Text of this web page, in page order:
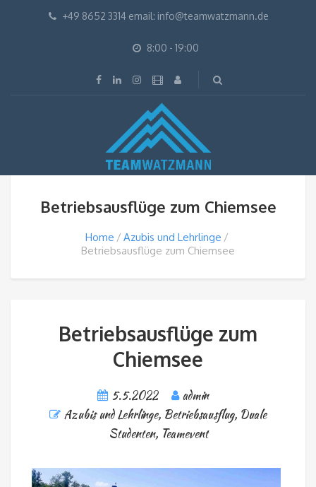
+49 8652 3314 email: info@teamwatzmann.de
8:00 - 19:00
Betriebsausflüge zum Chiemsee
Home
Azubis und Lehrlinge
Betriebsausflüge zum Chiemsee
Betriebsausflüge zum
Chiemsee
5.5.2022
admin
Azubis und Lehrlinge, Betriebsausflug, Duale
Studenten, Teamevent